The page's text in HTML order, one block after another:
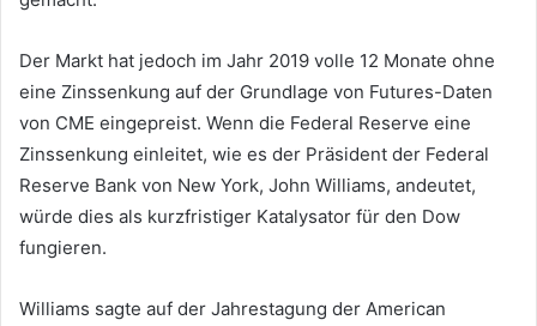
Der Markt hat jedoch im Jahr 2019 volle 12 Monate ohne
eine Zinssenkung auf der Grundlage von Futures-Daten
von CME eingepreist. Wenn die Federal Reserve eine
Zinssenkung einleitet, wie es der Präsident der Federal
Reserve Bank von New York, John Williams, andeutet,
würde dies als kurzfristiger Katalysator für den Dow
fungieren.
Williams sagte auf der Jahrestagung der American